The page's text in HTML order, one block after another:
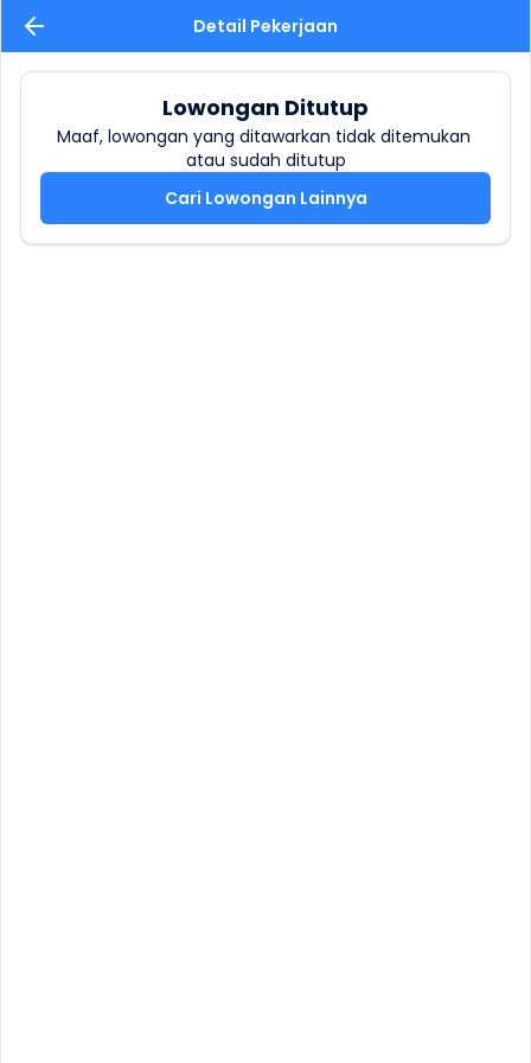
Detail Pekerjaan
Lowongan Ditutup
Maaf, lowongan yang ditawarkan tidak ditemukan
atau sudah ditutup
Cari Lowongan Lainnya